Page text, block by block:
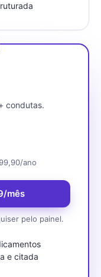
condutas.
ano
/mês
pelo painel.
e citada